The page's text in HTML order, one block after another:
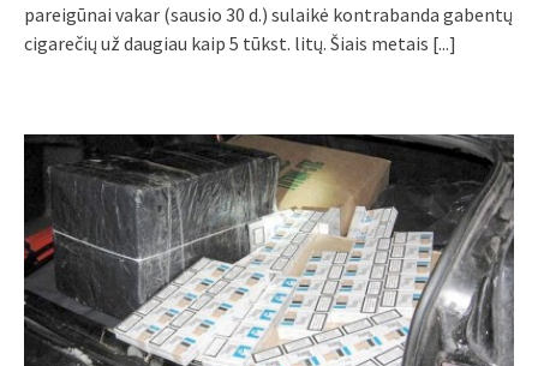
pareigūnai vakar (sausio 30 d.) sulaikė kontrabanda gabentų
cigarečių už daugiau kaip 5 tūkst. litų. Šiais metais [...]